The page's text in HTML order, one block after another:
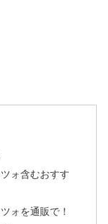
ォ含むおすす
ォを通販で！